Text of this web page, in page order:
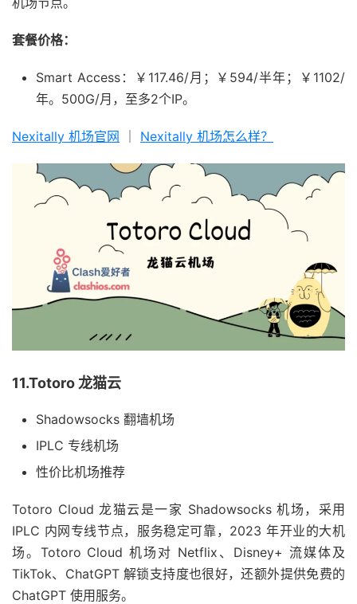
套餐价格：
Smart Access：￥117.46/月；￥594/半年；￥1102/
年。500G/月，至多2个IP。
Nexitally 机场官网 Nexitally 机场怎么样？
11.Totoro 龙猫云
Shadowsocks 翻墙机场
IPLC 专线机场
性价比机场推荐
Totoro Cloud 龙猫云是一家 Shadowsocks 机场，采用
IPLC 内网专线节点，服务稳定可靠，2023 年开业的大机
场。Totoro Cloud 机场对 Netflix、Disney+ 流媒体及
TikTok、ChatGPT 解锁支持度也很好，还额外提供免费的
ChatGPT 使用服务。